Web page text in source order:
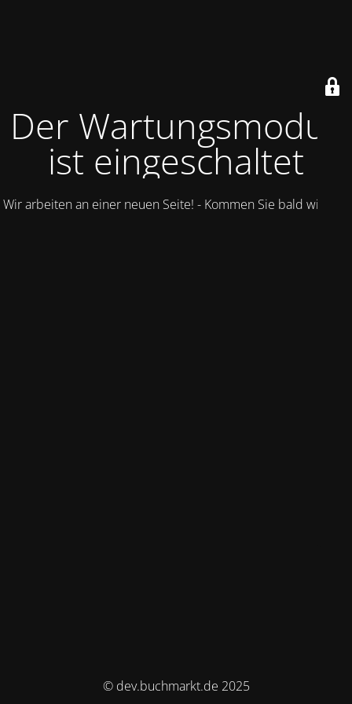
Der Wartungsmodus
ist eingeschaltet
Wir arbeiten an einer neuen Seite! - Kommen Sie bald wieder.
© dev.buchmarkt.de 2025